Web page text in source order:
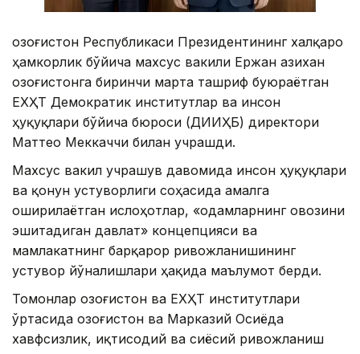
Қозоғистон Республикаси Президентининг халқаро
ҳамкорлик бўйича махсус вакили Ержан Қазихан
Қозоғистонга биринчи марта ташриф буюраётган
ЕХҲТ Демократик институтлар ва инсон
ҳуқуқлари бўйича бюроси (ДИИҲБ) директори
Маттео Меккаччи билан учрашди.
Махсус вакил учрашув давомида инсон ҳуқуқлари
ва қонун устуворлиги соҳасида амалга
оширилаётган ислоҳотлар, «одамларнинг овозини
эшитадиган давлат» концепцияси ва
мамлакатнинг барқарор ривожланишининг
устувор йўналишлари ҳақида маълумот берди.
Томонлар Қозоғистон ва ЕХҲТ институтлари
ўртасида Қозоғистон ва Марказий Осиёда
хавфсизлик, иқтисодий ва сиёсий ривожланиш